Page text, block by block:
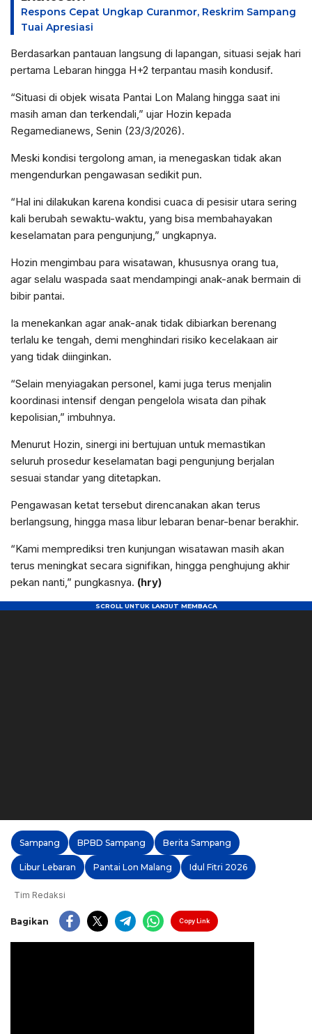
Respons Cepat Ungkap Curanmor, Reskrim Sampang
Tuai Apresiasi
Berdasarkan pantauan langsung di lapangan, situasi sejak hari
pertama Lebaran hingga H+2 terpantau masih kondusif.
“Situasi di objek wisata Pantai Lon Malang hingga saat ini
masih aman dan terkendali,” ujar Hozin kepada
Regamedianews, Senin (23/3/2026).
Meski kondisi tergolong aman, ia menegaskan tidak akan
mengendurkan pengawasan sedikit pun.
“Hal ini dilakukan karena kondisi cuaca di pesisir utara sering
kali berubah sewaktu-waktu, yang bisa membahayakan
keselamatan para pengunjung,” ungkapnya.
Hozin mengimbau para wisatawan, khususnya orang tua,
agar selalu waspada saat mendampingi anak-anak bermain di
bibir pantai.
Ia menekankan agar anak-anak tidak dibiarkan berenang
terlalu ke tengah, demi menghindari risiko kecelakaan air
yang tidak diinginkan.
“Selain menyiagakan personel, kami juga terus menjalin
koordinasi intensif dengan pengelola wisata dan pihak
kepolisian,” imbuhnya.
Menurut Hozin, sinergi ini bertujuan untuk memastikan
seluruh prosedur keselamatan bagi pengunjung berjalan
sesuai standar yang ditetapkan.
Pengawasan ketat tersebut direncanakan akan terus
berlangsung, hingga masa libur lebaran benar-benar berakhir.
“Kami memprediksi tren kunjungan wisatawan masih akan
terus meningkat secara signifikan, hingga penghujung akhir
pekan nanti,” pungkasnya. (hry)
Sampang BPBD Sampang Berita Sampang
Libur Lebaran Pantai Lon Malang Idul Fitri 2026
Tim Redaksi
Bagikan Copy Link